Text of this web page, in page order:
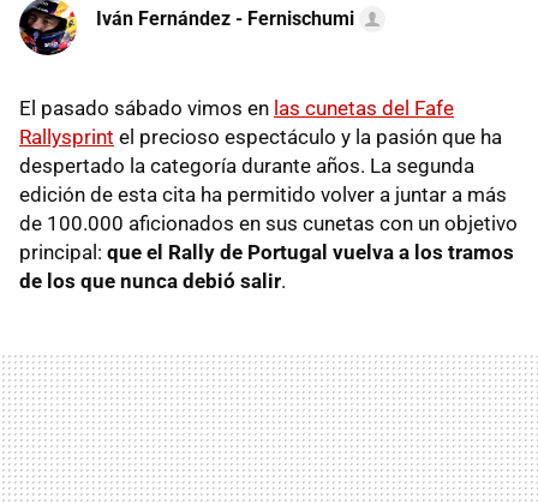
Iván Fernández - Fernischumi
El pasado sábado vimos en las cunetas del Fafe
Rallysprint el precioso espectáculo y la pasión que ha
despertado la categoría durante años. La segunda
edición de esta cita ha permitido volver a juntar a más
de 100.000 aficionados en sus cunetas con un objetivo
principal: que el Rally de Portugal vuelva a los tramos
de los que nunca debió salir.